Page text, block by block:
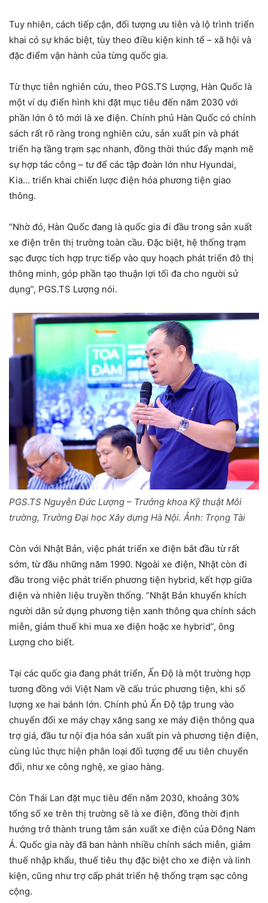
Tuy nhiên, cách tiếp cận, đối tượng ưu tiên và lộ trình triển
khai có sự khác biệt, tùy theo điều kiện kinh tế – xã hội và
đặc điểm vận hành của từng quốc gia.
Từ thực tiễn nghiên cứu, theo PGS.TS Lượng, Hàn Quốc là
một ví dụ điển hình khi đặt mục tiêu đến năm 2030 với
phần lớn ô tô mới là xe điện. Chính phủ Hàn Quốc có chính
sách rất rõ ràng trong nghiên cứu, sản xuất pin và phát
triển hạ tầng trạm sạc nhanh, đồng thời thúc đẩy mạnh mẽ
sự hợp tác công – tư để các tập đoàn lớn như Hyundai,
Kia… triển khai chiến lược điện hóa phương tiện giao
thông.
“Nhờ đó, Hàn Quốc đang là quốc gia đi đầu trong sản xuất
xe điện trên thị trường toàn cầu. Đặc biệt, hệ thống trạm
sạc được tích hợp trực tiếp vào quy hoạch phát triển đô thị
thông minh, góp phần tạo thuận lợi tối đa cho người sử
dụng”, PGS.TS Lượng nói.
PGS.TS Nguyễn Đức Lượng – Trưởng khoa Kỹ thuật Môi
trường, Trường Đại học Xây dựng Hà Nội. Ảnh: Trọng Tài
Còn với Nhật Bản, việc phát triển xe điện bắt đầu từ rất
sớm, từ đầu những năm 1990. Ngoài xe điện, Nhật còn đi
đầu trong việc phát triển phương tiện hybrid, kết hợp giữa
điện và nhiên liệu truyền thống. “Nhật Bản khuyến khích
người dân sử dụng phương tiện xanh thông qua chính sách
miễn, giảm thuế khi mua xe điện hoặc xe hybrid”, ông
Lượng cho biết.
Tại các quốc gia đang phát triển, Ấn Độ là một trường hợp
tương đồng với Việt Nam về cấu trúc phương tiện, khi số
lượng xe hai bánh lớn. Chính phủ Ấn Độ tập trung vào
chuyển đổi xe máy chạy xăng sang xe máy điện thông qua
trợ giá, đầu tư nội địa hóa sản xuất pin và phương tiện điện,
cùng lúc thực hiện phân loại đối tượng để ưu tiên chuyển
đổi, như xe công nghệ, xe giao hàng.
Còn Thái Lan đặt mục tiêu đến năm 2030, khoảng 30%
tổng số xe trên thị trường sẽ là xe điện, đồng thời định
hướng trở thành trung tâm sản xuất xe điện của Đông Nam
Á. Quốc gia này đã ban hành nhiều chính sách miễn, giảm
thuế nhập khẩu, thuế tiêu thụ đặc biệt cho xe điện và linh
kiện, cũng như trợ cấp phát triển hệ thống trạm sạc công
cộng.